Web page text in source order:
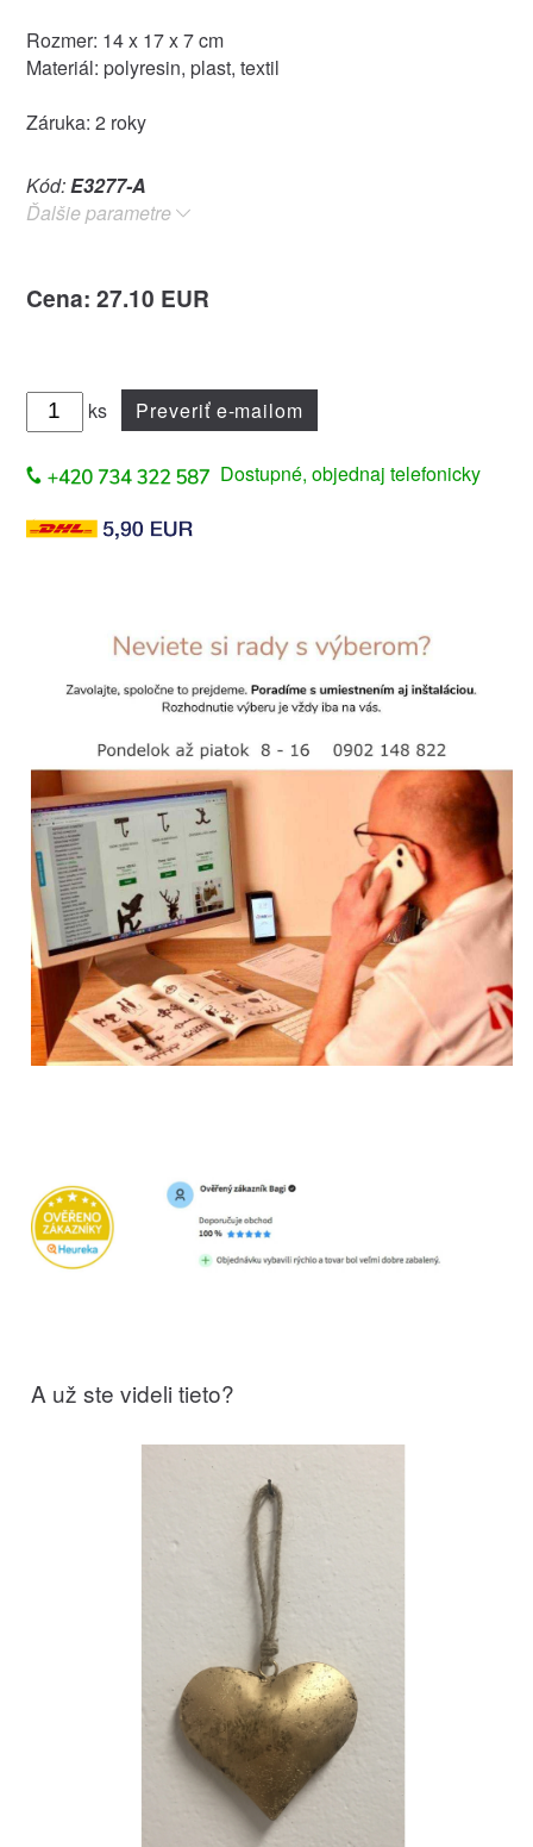
Rozmer: 14 x 17 x 7 cm
Materiál: polyresin, plast, textil
Záruka: 2 roky
Kód:E3277-A
Ďalšie parametre
Cena: 27.10 EUR
ks Preveriť e-mailom
Dostupné, objednaj telefonicky
A už ste videli tieto?